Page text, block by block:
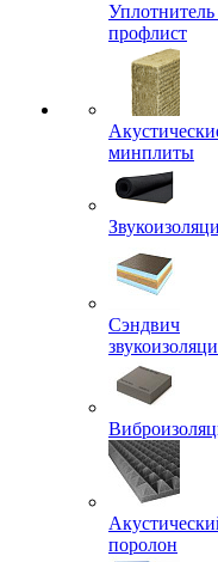
профлист
минплиты
Сэндвич
поролон